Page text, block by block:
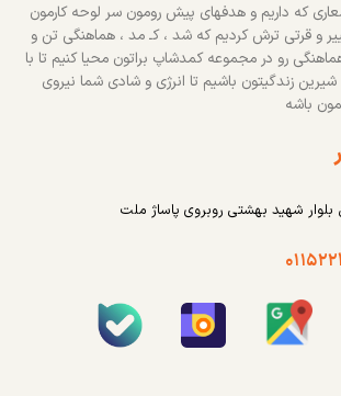
که داریم و هدفهای پیش رومون سر لوحه کارمون
و قرتی ترش کردیم که شد ، کـ مد ، هماهنگی تن و
رو در مجموعه کمدشاپ براتون محیا کنیم تا با
زندگیتون باشیم تا انرژی و شادی شما نیروی
باشه
شهید بهشتی روبروی پاساژ ملت